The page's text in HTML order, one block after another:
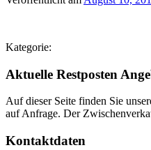
Kategorie:
Aktuelle Restposten
Auf dieser Seite finden Sie
auf Anfrage. Der
Kontaktdaten